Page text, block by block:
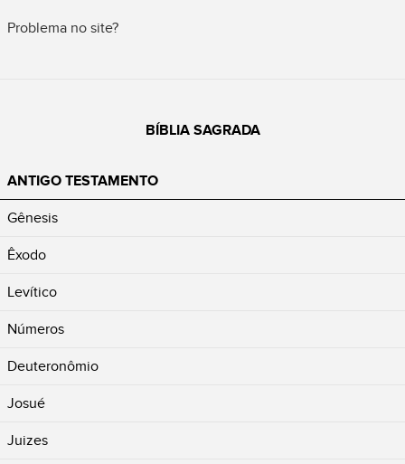
Problema no site?
BÍBLIA SAGRADA
ANTIGO TESTAMENTO
Gênesis
Êxodo
Levítico
Números
Deuteronômio
Josué
Juizes